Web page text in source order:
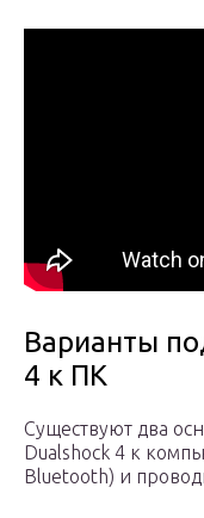
Варианты
4 к ПК
Существуют два
Dualshock 4 к
Bluetooth) и